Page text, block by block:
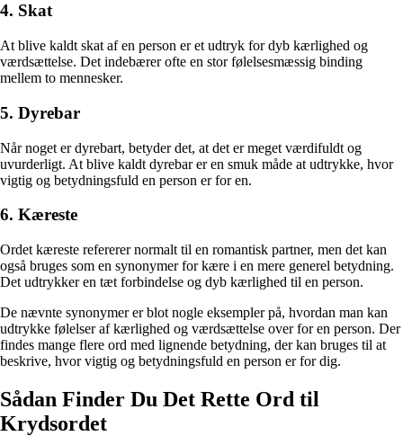
4. Skat
At blive kaldt skat af en person er et udtryk for dyb kærlighed og
værdsættelse. Det indebærer ofte en stor følelsesmæssig binding
mellem to mennesker.
5. Dyrebar
Når noget er dyrebart, betyder det, at det er meget værdifuldt og
uvurderligt. At blive kaldt dyrebar er en smuk måde at udtrykke, hvor
vigtig og betydningsfuld en person er for en.
6. Kæreste
Ordet kæreste refererer normalt til en romantisk partner, men det kan
også bruges som en synonymer for kære i en mere generel betydning.
Det udtrykker en tæt forbindelse og dyb kærlighed til en person.
De nævnte synonymer er blot nogle eksempler på, hvordan man kan
udtrykke følelser af kærlighed og værdsættelse over for en person. Der
findes mange flere ord med lignende betydning, der kan bruges til at
beskrive, hvor vigtig og betydningsfuld en person er for dig.
Sådan Finder Du Det Rette Ord til
Krydsordet